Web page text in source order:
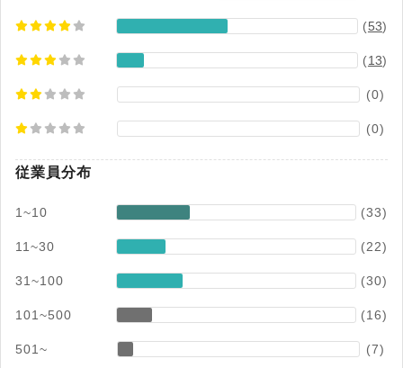
(53)
(13)
(0)
(0)
従業員分布
1~10 (33)
11~30 (22)
31~100 (30)
101~500 (16)
501~ (7)